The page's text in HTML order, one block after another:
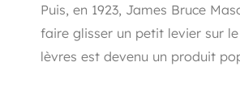
Puis, en 1923, James Bruce
faire glisser un petit levier sur
lèvres est devenu un produit